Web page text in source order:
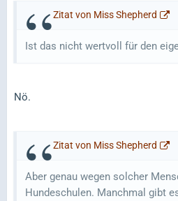
Zitat von Miss Shepherd
Ist das nicht wertvoll für den
Nö.
Zitat von Miss Shepherd
Aber genau wegen solcher
Hundeschulen. Manchmal gibt